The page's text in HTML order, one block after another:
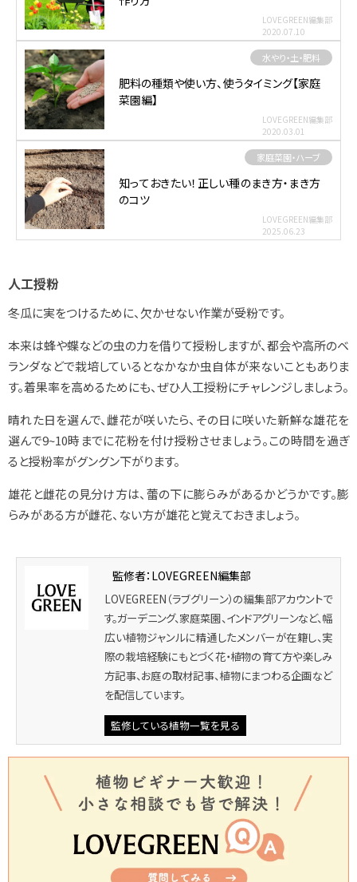
LOVEGREEN編集部
2020.07.10
水やり・土・肥料
肥料の種類や使い方、使うタイミング【家庭
菜園編】
LOVEGREEN編集部
2020.03.01
家庭菜園・ハーブ
知っておきたい！正しい種のまき方・まき方
のコツ
LOVEGREEN編集部
2025.06.23
人工授粉
冬瓜に実をつけるために、欠かせない作業が受粉です。
本来は蜂や蝶などの虫の力を借りて授粉しますが、都会や高所のベ
ランダなどで栽培しているとなかなか虫自体が来ないこともありま
す。着果率を高めるためにも、ぜひ人工授粉にチャレンジしましょう。
晴れた日を選んで、雌花が咲いたら、その日に咲いた新鮮な雄花を
選んで9~10時までに花粉を付け授粉させましょう。この時間を過ぎ
ると授粉率がグングン下がります。
雄花と雌花の見分け方は、蕾の下に膨らみがあるかどうかです。膨
らみがある方が雌花、ない方が雄花と覚えておきましょう。
監修者：LOVEGREEN編集部
LOVEGREEN（ラブグリーン）の編集部アカウントで
す。ガーデニング、家庭菜園、インドアグリーンなど、幅
広い植物ジャンルに精通したメンバーが在籍し、実
際の栽培経験にもとづく花・植物の育て方や楽しみ
方記事、お庭の取材記事、植物にまつわる企画など
を配信しています。
監修している植物一覧を見る